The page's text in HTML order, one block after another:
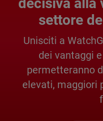
settore
Unisciti a
dei vantaggi
permetteranno
elevati, maggiori